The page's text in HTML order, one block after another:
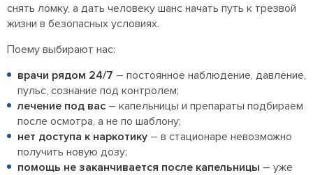
снять ломку, а дать человеку шанс начать путь к трезвой
жизни в безопасных условиях.
Поему выбирают нас:
врачи рядом 24/7 – постоянное наблюдение, давление,
пульс, сознание под контролем;
лечение под вас – капельницы и препараты подбираем
после осмотра, а не по шаблону;
нет доступа к наркотику – в стационаре невозможно
получить новую дозу;
помощь не заканчивается после капельницы – уже